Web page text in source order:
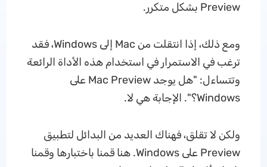
Preview بشكل متكرر.
ومع ذلك، إذا انتقلت من Mac إلى Windows، فقد
ترغب في الاستمرار في استخدام هذه الأداة الرائعة
وتتساءل: "هل يوجد Mac Preview على
Windows؟". الإجابة هي لا.
ولكن لا تقلق، فهناك العديد من البدائل لتطبيق
Preview على Windows. هنا قمنا باختبارها وقمنا